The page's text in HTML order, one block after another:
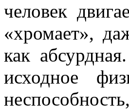
человек
«хромает»,
как
исходное